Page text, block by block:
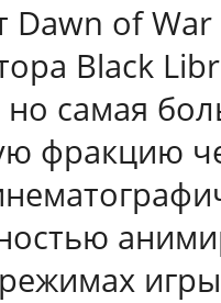
Dawn of
Black
самая
фракцию